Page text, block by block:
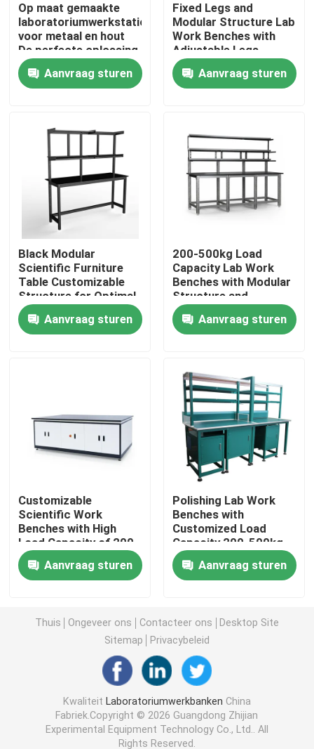
Thuis
Producten
Over ons
Fabrieksreis
Kwaliteitscontrole
Contacteer ons
Vraag een offerte aan
De Kap van de laboratoriumdamp
Laboratoriummeubilair voor studenten
De Bank van het laboratoriumsaldo
Laboratoriummeubel accessoires
Auditorium vouwstoel
Lab Lift Stoel
Op maat gemaakte
laboratoriumwerkstations
voor metaal en hout
De perfecte oplossing
voor uw werkruimte
Aanvraag sturen
Fixed Legs and
Modular Structure Lab
Work Benches with
Adjustable Legs
Aanvraag sturen
Black Modular
Scientific Furniture
Table Customizable
Structure for Optimal
Functionality and
Space Utilization
Aanvraag sturen
200-500kg Load
Capacity Lab Work
Benches with Modular
Structure and
Optional Accessories
Aanvraag sturen
Customizable
Scientific Work
Benches with High
Load Capacity of 200-
500kg
Aanvraag sturen
Polishing Lab Work
Benches with
Customized Load
Capacity 200-500kg
and Powder Coating
Aanvraag sturen
Thuis Ongeveer ons Contacteer ons
Desktop Site
Sitemap
Privacybeleid
Kwaliteit Laboratoriumwerkbanken China
Fabriek.Copyright © 2026 Guangdong Zhijian
Experimental Equipment Technology Co., Ltd.. All
Rights Reserved.